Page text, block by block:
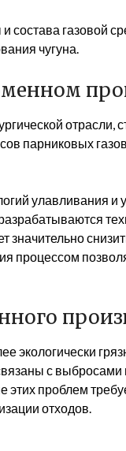
газовой
чугуна.
отрасли,
парниковых
улавливания и
значительно
процессом
экологически
с выбросами
проблем
отходов.